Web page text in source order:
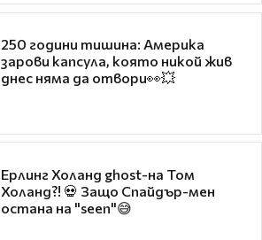
250 години тишина: Америка
зарови капсула, която никой жив
днес няма да отвори👀💥
Ерлинг Холанд ghost-на Том
Холанд?! 💀 Защо Спайдър-мен
остана на "seen"😅